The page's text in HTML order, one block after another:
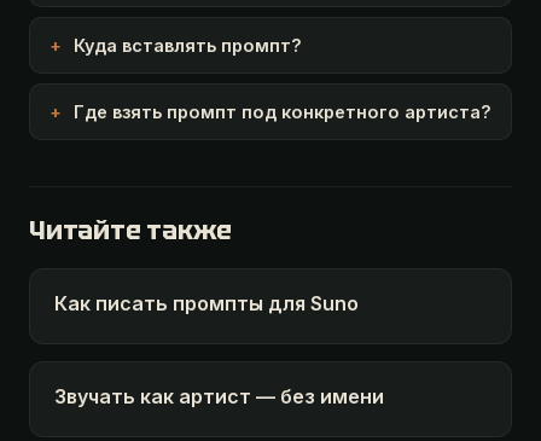
Куда вставлять промпт?
Где взять промпт под конкретного артиста?
Читайте также
Как писать промпты для Suno
Звучать как артист — без имени